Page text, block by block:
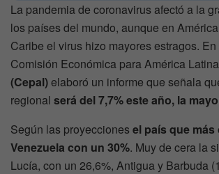
La pandemia de coronavirus afectó a la
los países del mundo, aunque en
Caribe el virus hizo mayores estragos.
Comisión Económica para América
(Cepal)elaboró un informe que señala
regional será del 7,7% este año, la
Según las proyeccionesel país que más
Venezuela con un 30%. Muy de cera la
Lucía, con un 26,6%, Antigua y Barbuda